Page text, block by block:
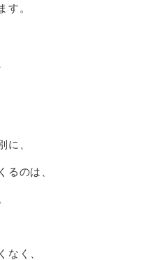
す。
に、
るのは、
なく、